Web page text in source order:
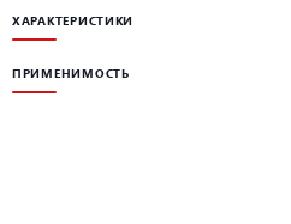
ХАРАКТЕРИСТИКИ
ПРИМЕНИМОСТЬ